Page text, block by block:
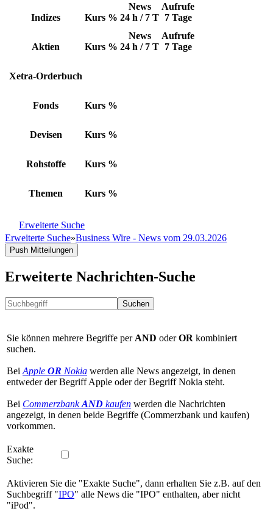
Indizes Kurs %
News
24 h / 7 T
Aufrufe
7 Tage
Aktien Kurs %
News
24 h / 7 T
Aufrufe
7 Tage
Xetra-Orderbuch
Fonds Kurs %
Devisen Kurs %
Rohstoffe Kurs %
Themen Kurs %
Erweiterte Suche
Erweiterte Suche»Business Wire - News vom 29.03.2026
Push Mitteilungen
Erweiterte Nachrichten-Suche
Suchen
Sie können mehrere Begriffe per AND oderOR kombiniert
suchen.
Bei Apple OR Nokia werden alle News angezeigt, in denen
entweder der Begriff Apple oder der Begriff Nokia steht.
Bei CommerzbankAND kaufen werden die Nachrichten
angezeigt, in denen beide Begriffe (Commerzbank und kaufen)
vorkommen.
Exakte
Suche:
Aktivieren Sie die "Exakte Suche", dann erhalten Sie z.B. auf den
Suchbegriff "IPO" alle News die "IPO" enthalten, aber nicht
"iPod".